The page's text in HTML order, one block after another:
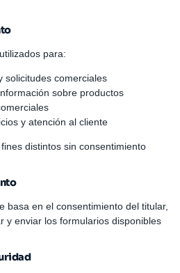
para:
solicitudes comerciales
sobre productos
y atención al cliente
distintos sin consentimiento
basa en el consentimiento del titular,
y enviar los formularios disponibles